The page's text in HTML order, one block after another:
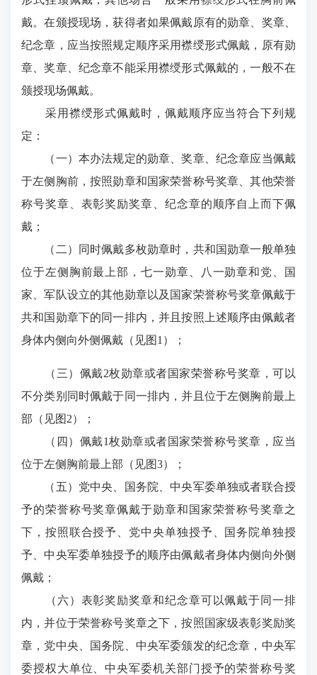
戴。在颁授现场，获得者如果佩戴原有的勋章、奖章、
纪念章，应当按照规定顺序采用襟绶形式佩戴，原有勋
章、奖章、纪念章不能采用襟绶形式佩戴的，一般不在
颁授现场佩戴。
采用襟绶形式佩戴时，佩戴顺序应当符合下列规
定：
（一）本办法规定的勋章、奖章、纪念章应当佩戴
于左侧胸前，按照勋章和国家荣誉称号奖章、其他荣誉
称号奖章、表彰奖励奖章、纪念章的顺序自上而下佩
戴；
（二）同时佩戴多枚勋章时，共和国勋章一般单独
位于左侧胸前最上部，七一勋章、八一勋章和党、国
家、军队设立的其他勋章以及国家荣誉称号奖章佩戴于
共和国勋章下的同一排内，并且按照上述顺序由佩戴者
身体内侧向外侧佩戴（见图1）；
（三）佩戴2枚勋章或者国家荣誉称号奖章，可以
不分类别同时佩戴于同一排内，并且位于左侧胸前最上
部（见图2）；
（四）佩戴1枚勋章或者国家荣誉称号奖章，应当
位于左侧胸前最上部（见图3）；
（五）党中央、国务院、中央军委单独或者联合授
予的荣誉称号奖章佩戴于勋章和国家荣誉称号奖章之
下，按照联合授予、党中央单独授予、国务院单独授
予、中央军委单独授予的顺序由佩戴者身体内侧向外侧
佩戴；
（六）表彰奖励奖章和纪念章可以佩戴于同一排
内，并位于荣誉称号奖章之下，按照国家级表彰奖励奖
章，党中央、国务院、中央军委颁发的纪念章，中央军
委授权大单位、中央军委机关部门授予的荣誉称号奖